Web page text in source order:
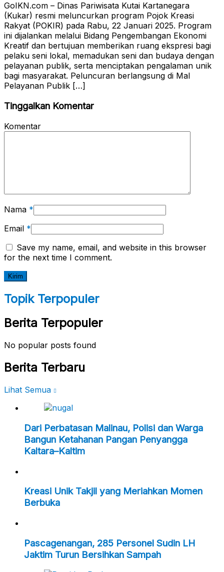
GoIKN.com – Dinas Pariwisata Kutai Kartanegara
(Kukar) resmi meluncurkan program Pojok Kreasi
Rakyat (POKIR) pada Rabu, 22 Januari 2025. Program
ini dijalankan melalui Bidang Pengembangan Ekonomi
Kreatif dan bertujuan memberikan ruang ekspresi bagi
pelaku seni lokal, memadukan seni dan budaya dengan
pelayanan publik, serta menciptakan pengalaman unik
bagi masyarakat. Peluncuran berlangsung di Mal
Pelayanan Publik […]
Tinggalkan Komentar
Komentar
Nama *
Email *
Save my name, email, and website in this browser
for the next time I comment.
Topik Terpopuler
Berita Terpopuler
No popular posts found
Berita Terbaru
Lihat Semua
Dari Perbatasan Malinau, Polisi dan Warga
Bangun Ketahanan Pangan Penyangga
Kaltara–Kaltim
Kreasi Unik Takjil yang Meriahkan Momen
Berbuka
Pascagenangan, 285 Personel Sudin LH
Jaktim Turun Bersihkan Sampah